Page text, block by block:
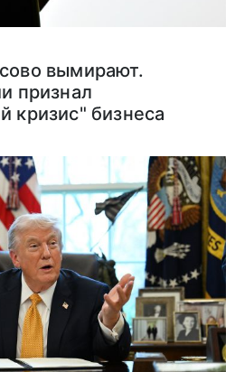
вымирают.
признал
кризис" бизнеса